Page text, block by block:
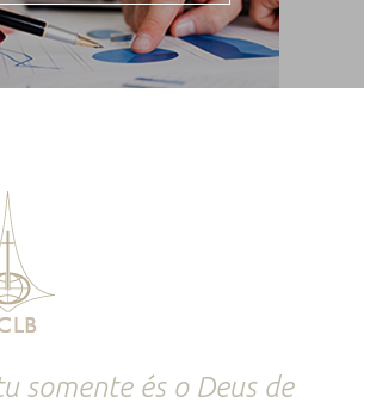
somente és o Deus de